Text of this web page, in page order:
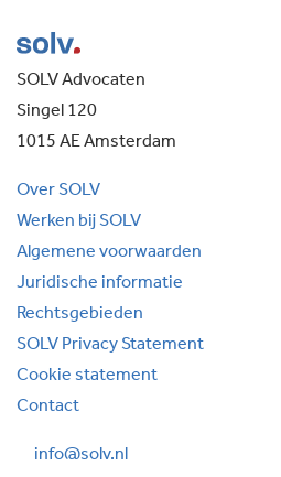
SOLV Advocaten
Singel 120
1015 AE Amsterdam
Over SOLV
Werken bij SOLV
Algemene voorwaarden
Juridische informatie
Rechtsgebieden
SOLV Privacy Statement
Cookie statement
Contact
info@solv.nl